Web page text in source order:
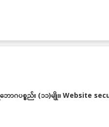
ောဂပစ္စည်း (၁၁)မျိုး၊ Website